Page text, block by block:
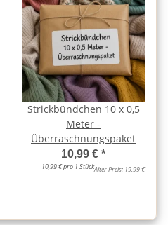
Strickbündchen 10 x 0,5
Meter -
Überraschnungspaket
10,99 € *
10,99 € pro 1 StückAlter Preis:19,99 €